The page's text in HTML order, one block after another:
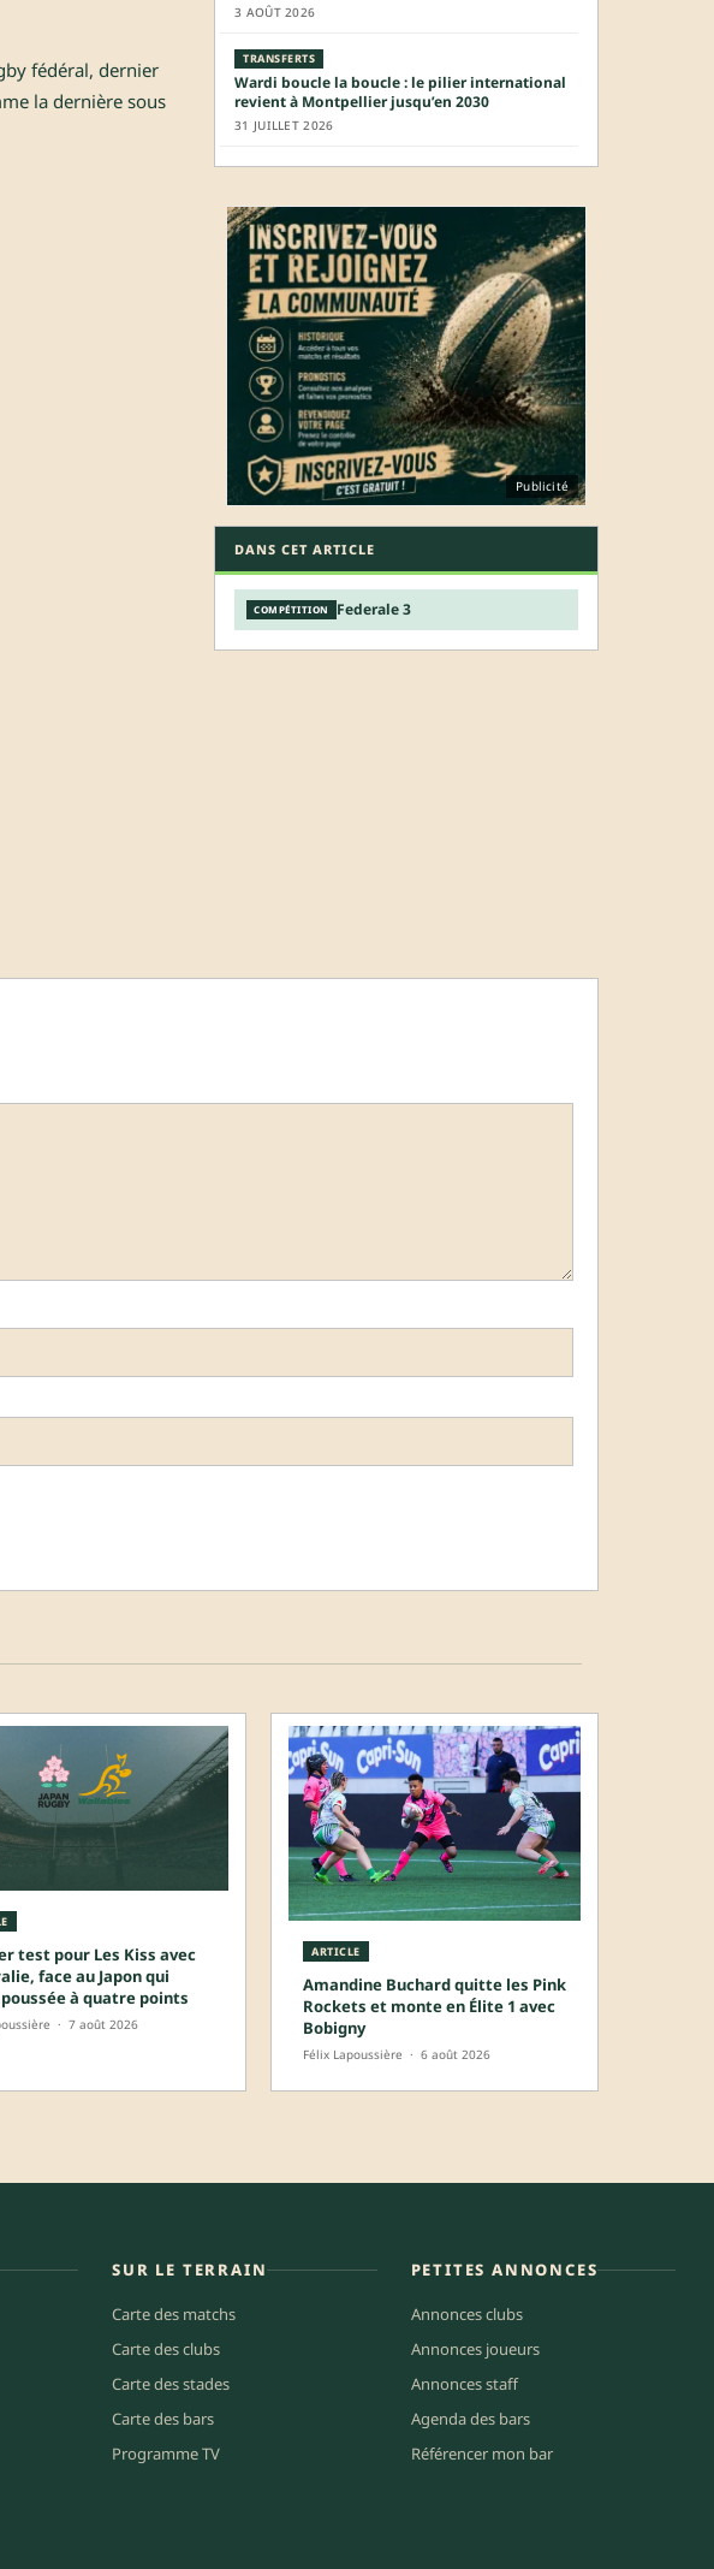
fédéral, dernier
la dernière sous
3 AOÛT 2026
TRANSFERTS
Wardi boucle la boucle : le pilier international
revient à Montpellier jusqu’en 2030
31 JUILLET 2026
Publicité
DANS CET ARTICLE
COMPÉTITION Federale 3
test pour Les Kiss avec
face au Japon qui
poussée à quatre points
· 7 août 2026
ARTICLE
Amandine Buchard quitte les Pink
Rockets et monte en Élite 1 avec
Bobigny
Félix Lapoussière · 6 août 2026
SUR LE TERRAIN
Carte des matchs
Carte des clubs
Carte des stades
Carte des bars
Programme TV
PETITES ANNONCES
Annonces clubs
Annonces joueurs
Annonces staff
Agenda des bars
Référencer mon bar